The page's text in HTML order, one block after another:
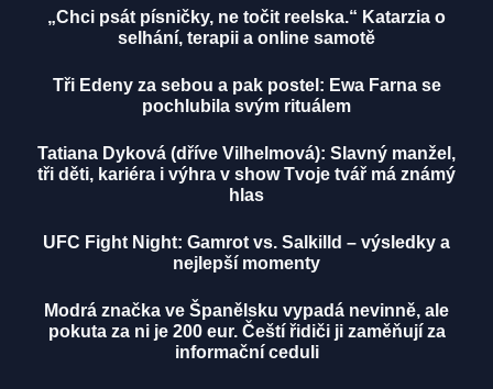
„Chci psát písničky, ne točit reelska.“ Katarzia o
selhání, terapii a online samotě
Tři Edeny za sebou a pak postel: Ewa Farna se
pochlubila svým rituálem
Tatiana Dyková (dříve Vilhelmová): Slavný manžel,
tři děti, kariéra i výhra v show Tvoje tvář má známý
hlas
UFC Fight Night: Gamrot vs. Salkilld – výsledky a
nejlepší momenty
Modrá značka ve Španělsku vypadá nevinně, ale
pokuta za ni je 200 eur. Čeští řidiči ji zaměňují za
informační ceduli